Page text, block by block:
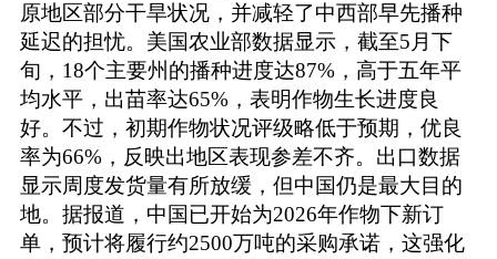
原地区部分干旱状况，并减轻了中西部早先播种
延迟的担忧。美国农业部数据显示，截至5月下
旬，18个主要州的播种进度达87%，高于五年平
均水平，出苗率达65%，表明作物生长进度良
好。不过，初期作物状况评级略低于预期，优良
率为66%，反映出地区表现参差不齐。出口数据
显示周度发货量有所放缓，但中国仍是最大目的
地。据报道，中国已开始为2026年作物下新订
单，预计将履行约2500万吨的采购承诺，这强化